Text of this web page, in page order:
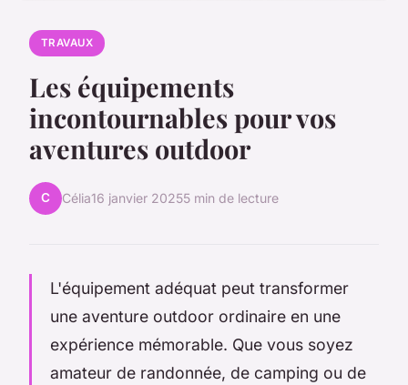
TRAVAUX
Les équipements
incontournables pour vos
aventures outdoor
C Célia16 janvier 20255 min de lecture
L'équipement adéquat peut transformer
une aventure outdoor ordinaire en une
expérience mémorable. Que vous soyez
amateur de randonnée, de camping ou de